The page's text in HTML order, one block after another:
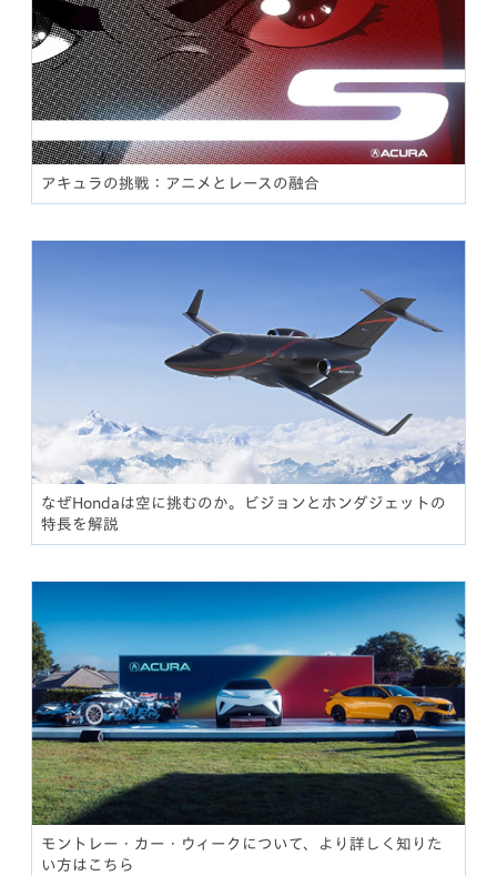
アキュラの挑戦：アニメとレースの融合
なぜHondaは空に挑むのか。ビジョンとホンダジェットの
特長を解説
モントレー・カー・ウィークについて、より詳しく知りた
い方はこちら